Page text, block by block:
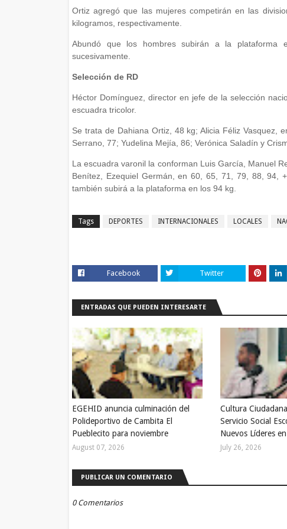
Ortiz agregó que las mujeres competirán en las
kilogramos, respectivamente.
Abundó que los hombres subirán a la
sucesivamente.
Selección de RD
Héctor Domínguez, director en jefe de la selección
escuadra tricolor.
Se trata de Dahiana Ortiz, 48 kg; Alicia Féliz Vasquez,
Serrano, 77; Yudelina Mejía, 86; Verónica Saladín y
La escuadra varonil la conforman Luis García, Manuel
Benítez, Ezequiel Germán, en 60, 65, 71, 79, 88, 94,
también subirá a la plataforma en los 94 kg.
Tags DEPORTES INTERNACIONALES LOCALES
Facebook Twitter
ENTRADAS QUE PUEDEN INTERESARTE
EGEHID anuncia culminación del
Polideportivo de Cambita El
Pueblecito para noviembre
August 07, 2026
Cultura
Servicio Social
Nuevos Líderes
July 26, 2026
PUBLICAR UN COMENTARIO
0 Comentarios